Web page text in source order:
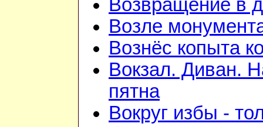
Возвращение в
Возле
Вознёс копыта
Вокзал. Диван.
пятна
Вокруг избы -